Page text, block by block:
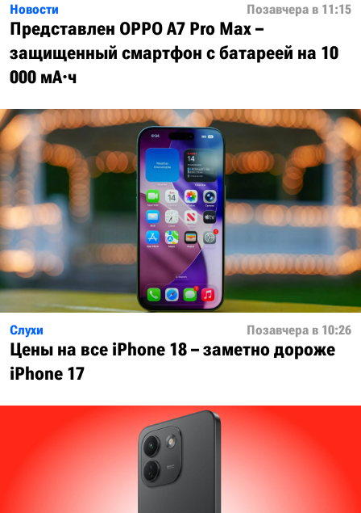
Новости Позавчера в 11:15
Представлен OPPO A7 Pro Max –
защищенный смартфон с батареей на 10
000 мА·ч
Слухи Позавчера в 10:26
Цены на все iPhone 18 – заметно дороже
iPhone 17